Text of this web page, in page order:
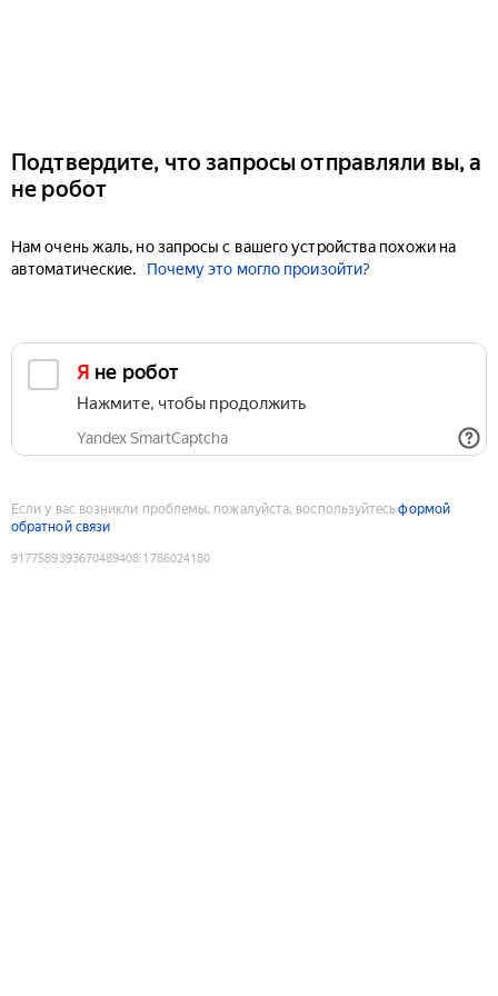
Подтвердите, что запросы отправляли вы, а
не робот
Нам очень жаль, но запросы с вашего устройства похожи на
автоматические.
Почему это могло произойти?
Я не робот
Нажмите, чтобы продолжить
Yandex SmartCaptcha
Если у вас возникли проблемы, пожалуйста, воспользуйтесьформой
обратной связи
9177589393670489408:1786024180